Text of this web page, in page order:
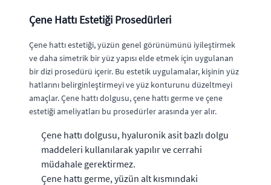
Çene Hattı Estetiği Prosedürleri
Çene hattı estetiği, yüzün genel görünümünü iyileştirmek
ve daha simetrik bir yüz yapısı elde etmek için uygulanan
bir dizi prosedürü içerir. Bu estetik uygulamalar, kişinin yüz
hatlarını belirginleştirmeyi ve yüz konturunu düzeltmeyi
amaçlar. Çene hattı dolgusu, çene hattı germe ve çene
estetiği ameliyatları bu prosedürler arasında yer alır.
Çene hattı dolgusu, hyaluronik asit bazlı dolgu
maddeleri kullanılarak yapılır ve cerrahi
müdahale gerektirmez.
Çene hattı germe, yüzün alt kısmındaki